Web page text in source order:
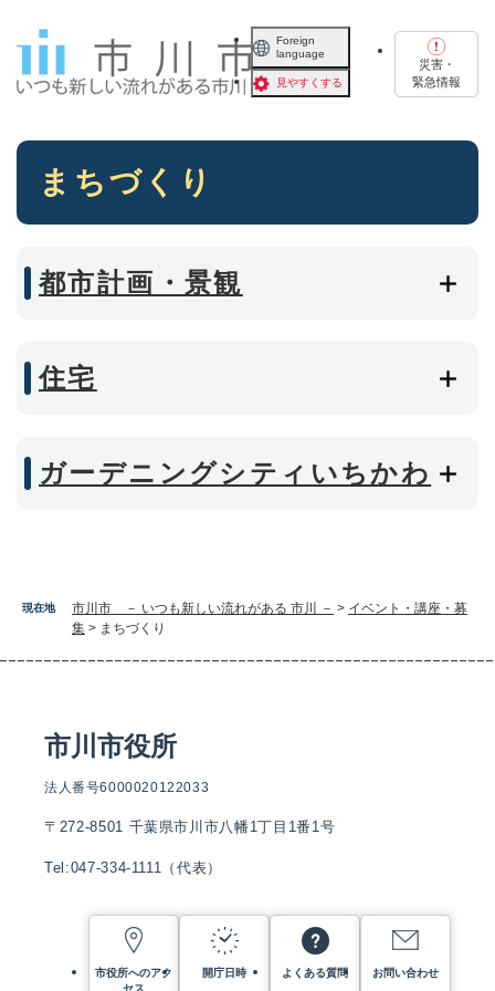
Foreign
language
見やすくする
災害・
緊急情報
現在地 市川市 － いつも新しい流れがある 市川 － > イベント・講座・募
集 > まちづくり
本
まちづくり
都市計画・景観
住宅
ガーデニングシティいちかわ
市川市役所
法人番号6000020122033
〒272-8501 千葉県市川市八幡1丁目1番1号
Tel:047-334-1111（代表）
市役所へのアク
セス
開庁日時 よくある質問 お問い合わせ